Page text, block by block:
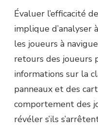
Évaluer l’efficacité
implique
les joueurs à
retours des joueurs
informations sur la
panneaux et des
comportement des
révéler s’ils